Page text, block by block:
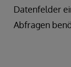
Datenfelder
Abfragen